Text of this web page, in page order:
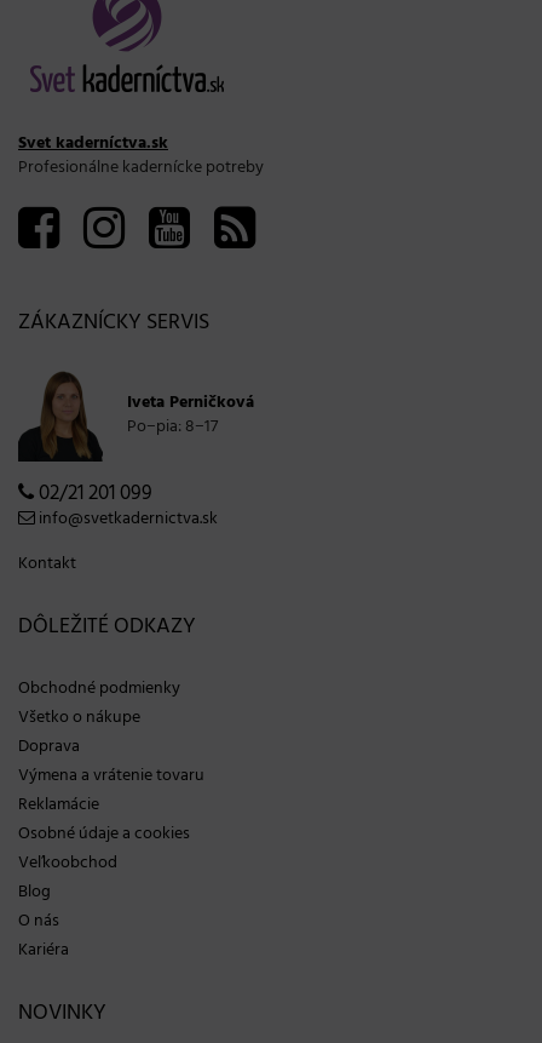
Svet kaderníctva.sk
Profesionálne kadernícke potreby
ZÁKAZNÍCKY SERVIS
Iveta Perničková
Po−pia: 8−17
02/21 201 099
info@svetkadernictva.sk
Kontakt
DÔLEŽITÉ ODKAZY
Obchodné podmienky
Všetko o nákupe
Doprava
Výmena a vrátenie tovaru
Reklamácie
Osobné údaje a cookies
Veľkoobchod
Blog
O nás
Kariéra
NOVINKY